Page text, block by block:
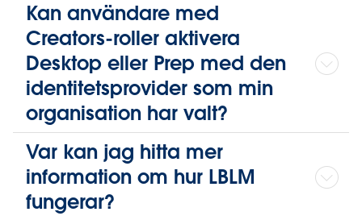
Kan användare med
Creators-roller aktivera
Desktop eller Prep med den
identitetsprovider som min
organisation har valt?
Var kan jag hitta mer
information om hur LBLM
fungerar?